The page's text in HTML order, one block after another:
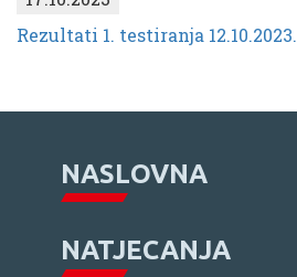
Rezultati 1. testiranja 12.10.2023.
NASLOVNA
NATJECANJA